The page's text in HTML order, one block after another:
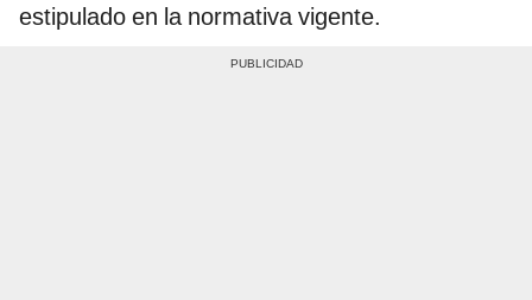
estipulado en la normativa vigente.